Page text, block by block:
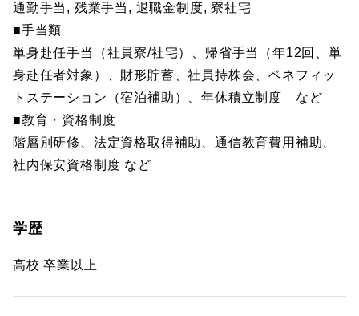
通勤手当, 残業手当, 退職金制度, 寮社宅
■手当類
単身赴任手当（社員寮/社宅）、帰省手当（年12回、単
身赴任者対象）、財形貯蓄、社員持株会、ベネフィッ
トステーション（宿泊補助）、年休積立制度 など
■教育・資格制度
階層別研修、法定資格取得補助、通信教育費用補助、
社内保安資格制度 など
学歴
高校 卒業以上